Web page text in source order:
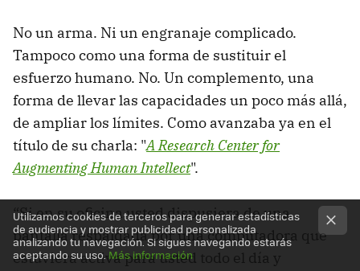
No un arma. Ni un engranaje complicado.
Tampoco como una forma de sustituir el
esfuerzo humano. No. Un complemento, una
forma de llevar las capacidades un poco más allá,
de ampliar los límites. Como avanzaba ya en el
título de su charla: "A Research Center for
Augmenting Human Intellect".
“Si en su oficina usted dispusiera de una
pantalla respaldada por una computadora que
estuviera activa para usted todo el día y
Utilizamos cookies de terceros para generar estadísticas
de audiencia y mostrar publicidad personalizada
analizando tu navegación. Si sigues navegando estarás
aceptando su uso.Más información